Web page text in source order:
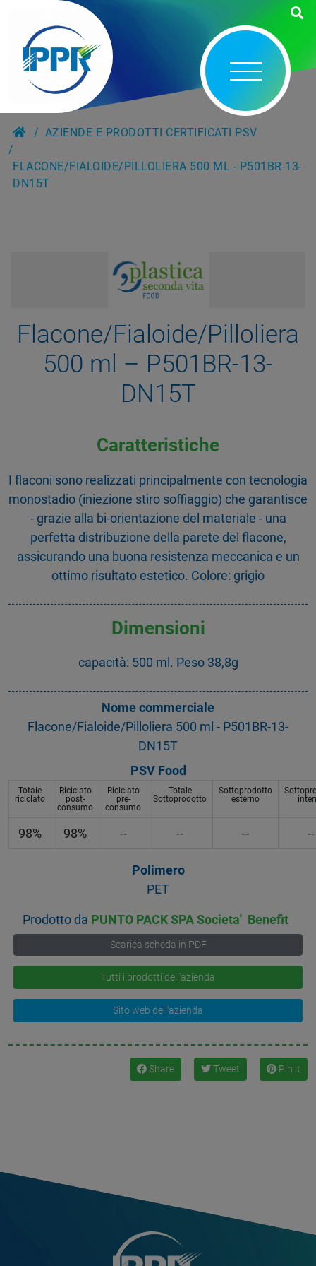
AZIENDE E PRODOTTI CERTIFICATI PSV
FLACONE/FIALOIDE/PILLOLIERA 500 ML - P501BR-13-
DN15T
Flacone/Fialoide/Pilloliera
500 ml – P501BR-13-
DN15T
Caratteristiche
I flaconi sono realizzati principalmente con tecnologia
monostadio (iniezione stiro soffiaggio) che garantisce
- grazie alla bi-orientazione del materiale - una
perfetta distribuzione della parete del flacone,
assicurando una buona resistenza meccanica e un
ottimo risultato estetico. Colore: grigio
Dimensioni
capacità: 500 ml. Peso 38,8g
Nome commerciale
Flacone/Fialoide/Pilloliera 500 ml - P501BR-13-
DN15T
PSV Food
Totale
riciclato
Riciclato
post-
consumo
Riciclato
pre-
consumo
Totale
Sottoprodotto
Sottoprodotto
esterno
98% 98% -- -- -- --
Polimero
PET
Prodotto da PUNTO PACK SPA Societa' Benefit
Scarica scheda in PDF
Tutti i prodotti dell'azienda
Sito web dell'azienda
Share Tweet Pin it